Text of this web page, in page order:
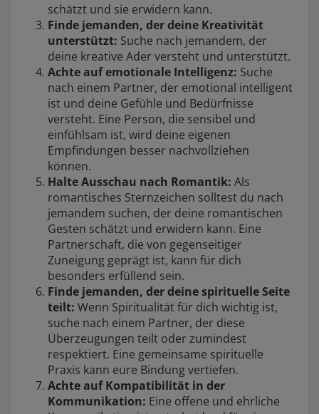
schätzt und sie erwidern kann.
Finde jemanden, der deine Kreativität
unterstützt: Suche nach jemandem, der
deine kreative Ader versteht und unterstützt.
Achte auf emotionale Intelligenz: Suche
nach einem Partner, der emotional intelligent
ist und deine Gefühle und Bedürfnisse
versteht. Eine Person, die sensibel und
einfühlsam ist, wird deine eigenen
Empfindungen besser nachvollziehen
können.
Halte Ausschau nach Romantik: Als
romantisches Sternzeichen solltest du nach
jemandem suchen, der deine romantischen
Gesten schätzt und erwidern kann. Eine
Partnerschaft, die von gegenseitiger
Zuneigung geprägt ist, kann für dich
besonders erfüllend sein.
Finde jemanden, der deine spirituelle Seite
teilt: Wenn Spiritualität für dich wichtig ist,
suche nach einem Partner, der diese
Überzeugungen teilt oder zumindest
respektiert. Eine gemeinsame spirituelle
Praxis kann eure Bindung vertiefen.
Achte auf Kompatibilität in der
Kommunikation: Eine offene und ehrliche